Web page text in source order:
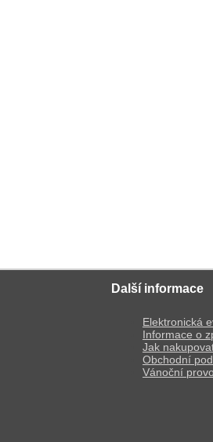
Další informace
Elektronická
Informace o
Jak
Obchodní
Vánoční